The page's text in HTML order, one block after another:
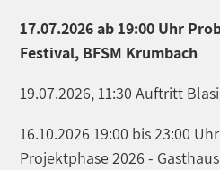
17.07.2026 ab 19:00 Uhr
Festival, BFSM Krumbach
19.07.2026, 11:30 Auftritt
16.10.2026 19:00 bis 23:00
Projektphase 2026 -